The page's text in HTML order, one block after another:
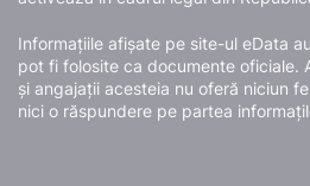
Informațiile afișate pe site-ul eData
pot fi folosite ca documente oficiale.
și angajații acesteia nu oferă niciun
nici o răspundere pe partea